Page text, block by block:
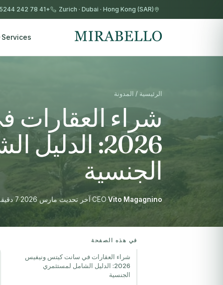
Zurich · Dubai · Hong Kong (SAR)
+41 78 242 5244
Services
الرئيسية / المدونة
شراء
2026:
الجنسية
Vito Magagnino
·
CEO
·آخر تحديث مارس 2026 ·7 دقيقة قراءة
في هذه الصفحة
شراء العقارات في سانت كيتس ونيفيس
2026: الدليل الشامل لمستثمري
الجنسية